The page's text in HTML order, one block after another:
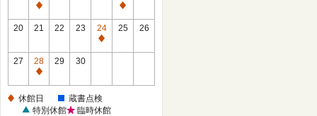
日
休
館
休
館
20 21 22 23
24
休
25 26
27
28
休
日
29 30
休館日
蔵書点検
特別休館
臨時休館